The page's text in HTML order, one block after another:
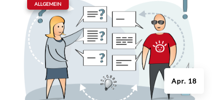
Apr. 18
ALLGEMEIN